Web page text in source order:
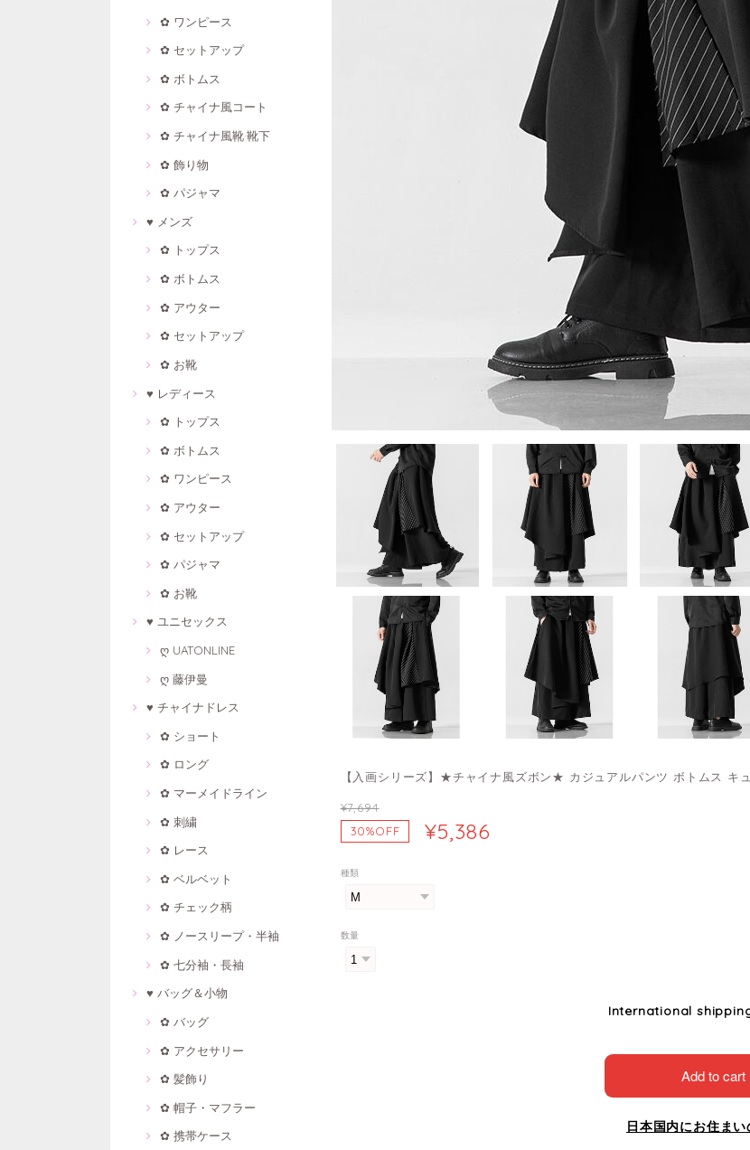
✿ ワンピース
✿ セットアップ
✿ ボトムス
✿ チャイナ風コート
✿ チャイナ風靴·靴下
✿ 飾り物
✿ パジャマ
♥ メンズ
✿ トップス
✿ ボトムス
✿ アウター
✿ セットアップ
✿ お靴
♥ レディース
✿ トップス
✿ ボトムス
✿ ワンピース
✿ アウター
✿ セットアップ
✿ パジャマ
✿ お靴
♥ ユニセックス
ღ UATONLINE
ღ 藤伊曼
♥ チャイナドレス
✿ ショート
✿ ロング
✿ マーメイドライン
✿ 刺繍
✿ レース
✿ ベルベット
✿ チェック柄
✿ ノースリープ・半袖
✿ 七分袖・長袖
♥ バッグ＆小物
✿ バッグ
✿ アクセサリー
✿ 髪飾り
✿ 帽子・マフラー
✿ 携帯ケース
【入画シリーズ】★チャイナ風ズボン★ カジュアルパンツ ボトムス キ
¥7,694
30%OFF
¥5,386
種類
数量
International
Add to cart
日本国内にお住ま